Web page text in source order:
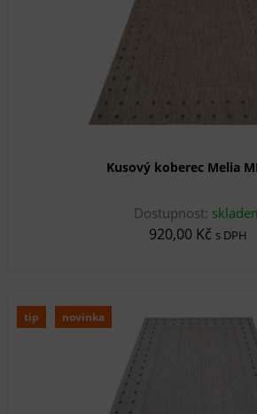
Kusový koberec Melia
Dostupnost:
920,00 Kč s DPH
tip novinka